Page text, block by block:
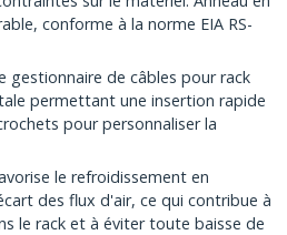
conforme à la norme EIA RS-
gestionnaire de câbles pour rack
permettant une insertion rapide
pour personnaliser la
le refroidissement en
des flux d'air, ce qui contribue à
le rack et à éviter toute baisse de